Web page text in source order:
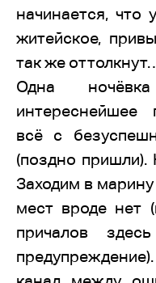
начинается,
житейское,
так же
Одна
интереснейшее
всё с
(поздно пришли).
Заходим в марину
мест вроде нет
причалов